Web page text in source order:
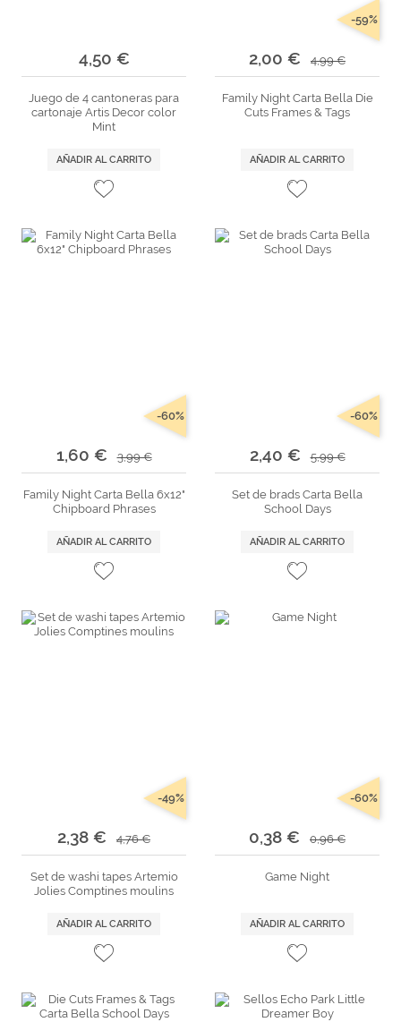
4,50 €
Juego de 4 cantoneras para
cartonaje Artis Decor color
Mint
AÑADIR AL CARRITO
2,00 € 4,99 €
-59%
Family Night Carta Bella Die
Cuts Frames & Tags
AÑADIR AL CARRITO
1,60 € 3,99 €
-60%
Family Night Carta Bella 6x12"
Chipboard Phrases
AÑADIR AL CARRITO
2,40 € 5,99 €
-60%
Set de brads Carta Bella
School Days
AÑADIR AL CARRITO
2,38 € 4,76 €
-49%
Set de washi tapes Artemio
Jolies Comptines moulins
AÑADIR AL CARRITO
0,38 € 0,96 €
-60%
Game Night
AÑADIR AL CARRITO